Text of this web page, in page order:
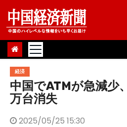
Skip
content
経済
中国でATMが急減少
万台消失
2025/05/25 15:30